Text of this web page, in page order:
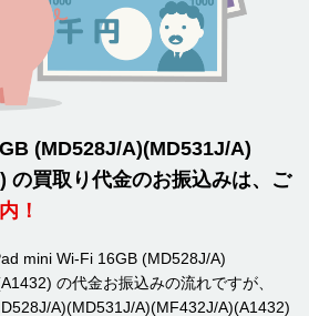
(MD528J/A)(MD531J/A)
の買取り代金のお振込みは、ご
！
mini Wi-Fi 16GB (MD528J/A)
の代金お振込みの流れですが、
A)(MD531J/A)(MF432J/A)(A1432)